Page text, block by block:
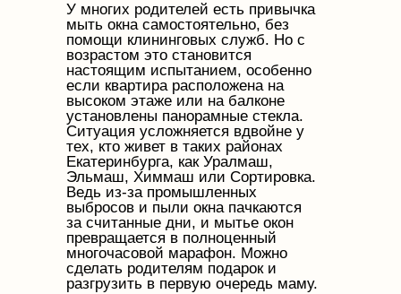
У многих родителей есть привычка
мыть окна самостоятельно, без
помощи клининговых служб. Но с
возрастом это становится
настоящим испытанием, особенно
если квартира расположена на
высоком этаже или на балконе
установлены панорамные стекла.
Ситуация усложняется вдвойне у
тех, кто живет в таких районах
Екатеринбурга, как Уралмаш,
Эльмаш, Химмаш или Сортировка.
Ведь из-за промышленных
выбросов и пыли окна пачкаются
за считанные дни, и мытье окон
превращается в полноценный
многочасовой марафон. Можно
сделать родителям подарок и
разгрузить в первую очередь маму.